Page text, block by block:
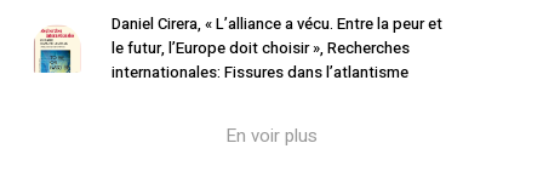
Daniel Cirera, « L’alliance a vécu. Entre la peur et
le futur, l’Europe doit choisir », Recherches
internationales: Fissures dans l’atlantisme
En voir plus